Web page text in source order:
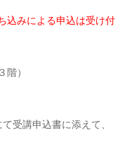
込みによる申込は受け付
階）
講申込書に添えて、